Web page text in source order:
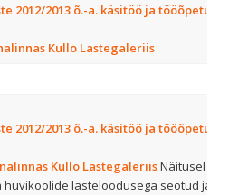
2012/2013 õ.-a. käsitöö ja tööõpetuse
Kullo Lastegaleriis
2012/2013 õ.-a. käsitöö ja tööõpetuse
Kullo LastegaleriisNäitusel on
lasteloodusega seotud ja